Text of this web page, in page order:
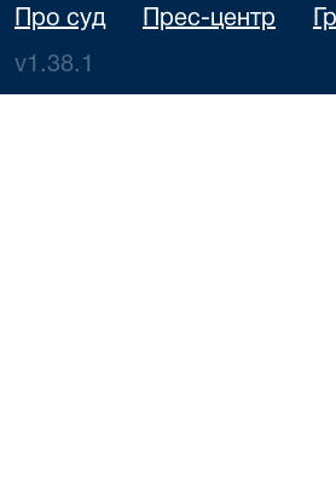
Про суд Прес-центр
v1.38.1